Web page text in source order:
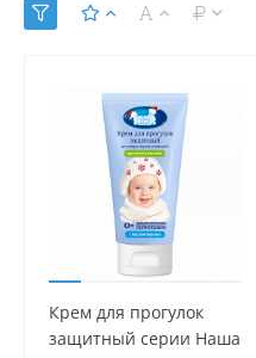
Крем для прогулок
защитный серии Наша